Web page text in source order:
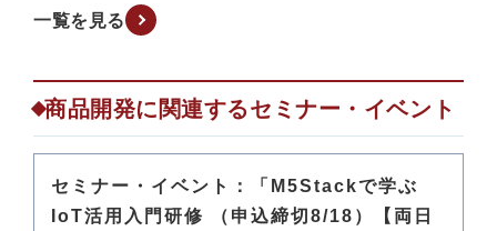
一覧を見る
商品開発に関連するセミナー・イベント
セミナー・イベント：「M5Stackで学ぶ
IoT活用入門研修 （申込締切8/18）【両日